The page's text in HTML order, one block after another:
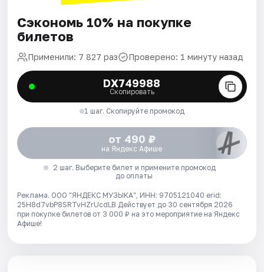
Сэкономь 10% на покупке
билетов
Применили: 7 827 раз Проверено: 1 минуту назад
DX749988
Скопировать
1 шаг. Скопируйте промокод
от 490 ₽
на Яндекс Афише
2 шаг. Выберите билет и примените промокод
до оплаты
Реклама. ООО "ЯНДЕКС МУЗЫКА", ИНН: 9705121040 erid:
25H8d7vbP8SRTvHZrUcdLB Действует до 30 сентября 2026
при покупке билетов от 3 000 ₽ на это мероприятие на Яндекс
Афише!